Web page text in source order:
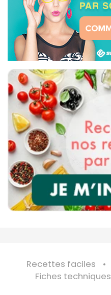
Recettes faciles
Fiches techniques